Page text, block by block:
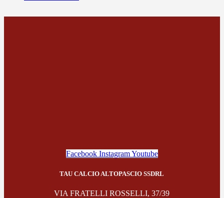
Facebook InstagramYoutube
TAU CALCIO ALTOPASCIO SSDRL
VIA FRATELLI ROSSELLI, 37/39